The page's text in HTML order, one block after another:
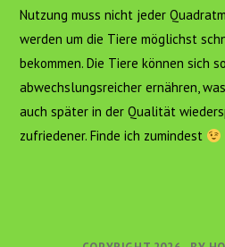
Nutzung muss nicht jeder
werden um die Tiere möglichst
bekommen. Die Tiere können sich
abwechslungsreicher ernähren,
auch später in der Qualität
zufriedener. Finde ich zumindest